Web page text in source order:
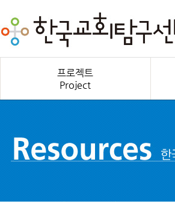
프로젝트
Project